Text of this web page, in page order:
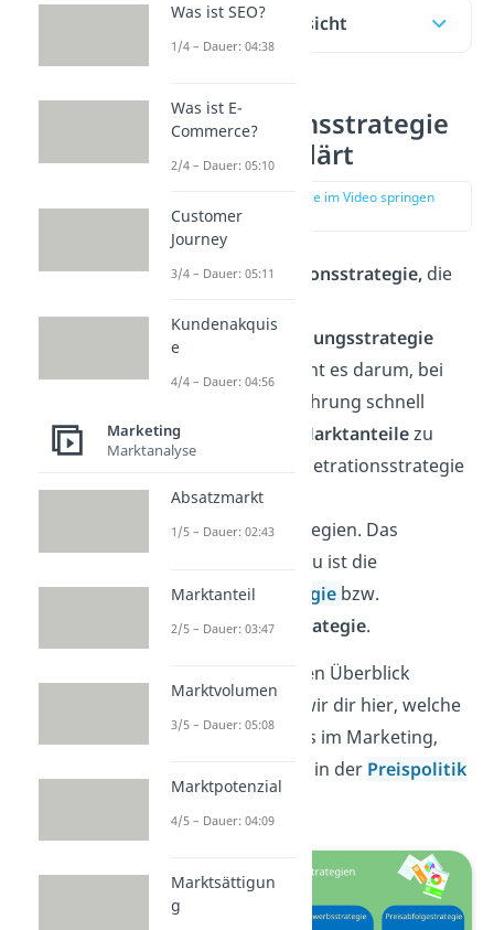
Inhaltsübersicht
Penetrationsstrategie
einfach erklärt
zur Stelle im Video springen
Bei derPenetrationsstrategie,die
Marktdurchdringungsstrategie
genannt wird, geht es darum, bei
der Produkteinführung schnell
möglichst
viele Marktanteilezu
erlangen. Die Penetrationsstrategie
gehört zu den
Preisabfolgestrategien. Das
Gegenstück hierzu ist die
Skimming-Strategie bzw.
Abschöpfungsstrategie.
Damit du nicht den Überblick
verlierst, zeigen wir dir hier, welche
Preisstrategien es im Marketing,
beziehungsweise in der Preispolitik
gibt.
Was ist SEO?
1/4 – Dauer: 04:38
Was ist E-
Commerce?
2/4 – Dauer: 05:10
Customer
Journey
3/4 – Dauer: 05:11
Kundenakquis
e
4/4 – Dauer: 04:56
Marketing
Marktanalyse
Absatzmarkt
1/5 – Dauer: 02:43
Marktanteil
2/5 – Dauer: 03:47
Marktvolumen
3/5 – Dauer: 05:08
Marktpotenzial
4/5 – Dauer: 04:09
Marktsättigun
g